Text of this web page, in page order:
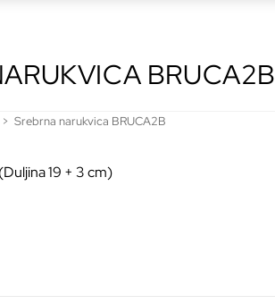
BRUCA2B
> Srebrna narukvica BRUCA2B
19 + 3 cm)